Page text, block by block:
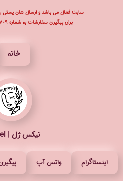
سایت فعال می باشد و ارسال های پستی
برای پیگیری سفارشات به شماره ۰۹۳۷۱۳۸۶۷۰۹ پیامک دهید.
خانه
نیکس ژل | Nix Gel
اینستاگرام واتس آپ